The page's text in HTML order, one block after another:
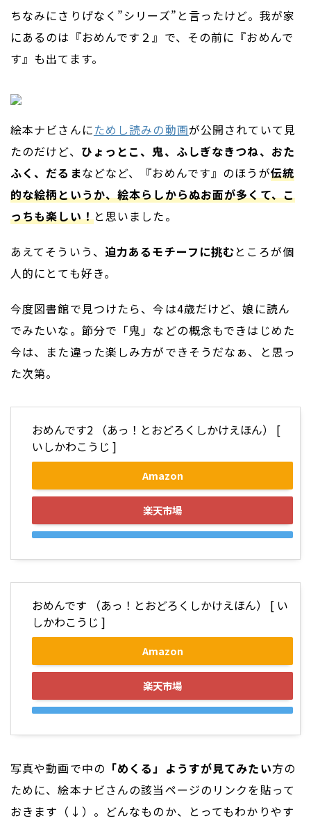
ちなみにさりげなく”シリーズ”と言ったけど。我が家
にあるのは『おめんです２』で、その前に『おめんで
す』も出てます。
絵本ナビさんにためし読みの動画が公開されていて見
たのだけど、 ひょっとこ、鬼、ふしぎなきつね、おた
ふく、だるまなどなど、『おめんです』のほうが伝統
的な絵柄というか、絵本らしからぬお面が多くて、こ
っちも楽しい！と思いました。
あえてそういう、 迫力あるモチーフに挑むところが個
人的にとても好き。
今度図書館で見つけたら、今は4歳だけど、娘に読ん
でみたいな。節分で「鬼」などの概念もできはじめた
今は、また違った楽しみ方ができそうだなぁ、と思っ
た次第。
おめんです2 （あっ！とおどろくしかけえほん） [
いしかわこうじ ]
Amazon
楽天市場
おめんです （あっ！とおどろくしかけえほん） [ い
しかわこうじ ]
Amazon
楽天市場
写真や動画で中の 「めくる」ようすが見てみたい方の
ために、絵本ナビさんの該当ページのリンクを貼って
おきます（↓）。どんなものか、とってもわかりやす